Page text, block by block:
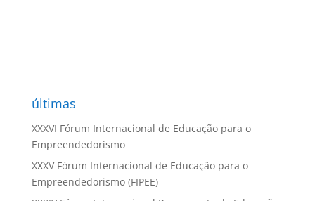
últimas
XXXVI Fórum Internacional de Educação para o
Empreendedorismo
XXXV Fórum Internacional de Educação para o
Empreendedorismo (FIPEE)